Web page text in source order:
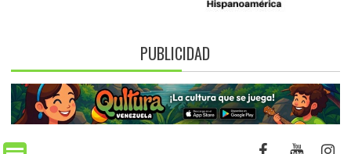
PUBLICIDAD